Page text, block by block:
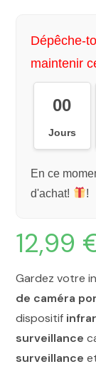
Dépêche-
maintenir
00
Jours
En ce
d'achat!
!
12,99
Gardez votre
de caméra
dispositif
surveillance
surveillance